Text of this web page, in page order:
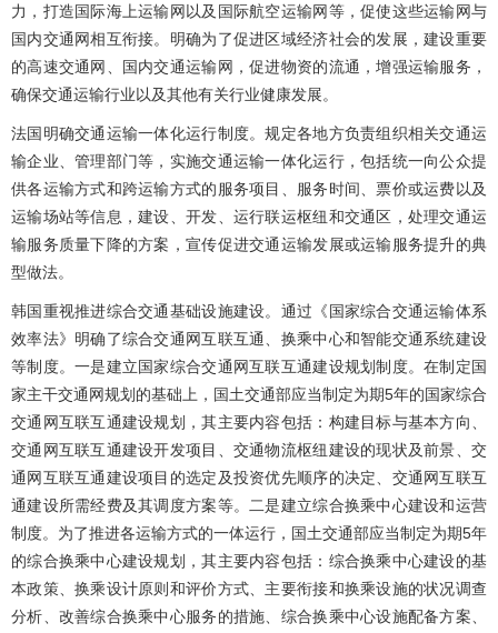
力，打造国际海上运输网以及国际航空运输网等，促使这些运输网与
国内交通网相互衔接。明确为了促进区域经济社会的发展，建设重要
的高速交通网、国内交通运输网，促进物资的流通，增强运输服务，
确保交通运输行业以及其他有关行业健康发展。
法国明确交通运输一体化运行制度。规定各地方负责组织相关交通运
输企业、管理部门等，实施交通运输一体化运行，包括统一向公众提
供各运输方式和跨运输方式的服务项目、服务时间、票价或运费以及
运输场站等信息，建设、开发、运行联运枢纽和交通区，处理交通运
输服务质量下降的方案，宣传促进交通运输发展或运输服务提升的典
型做法。
韩国重视推进综合交通基础设施建设。通过《国家综合交通运输体系
效率法》明确了综合交通网互联互通、换乘中心和智能交通系统建设
等制度。一是建立国家综合交通网互联互通建设规划制度。在制定国
家主干交通网规划的基础上，国土交通部应当制定为期5年的国家综合
交通网互联互通建设规划，其主要内容包括：构建目标与基本方向、
交通网互联互通建设开发项目、交通物流枢纽建设的现状及前景、交
通网互联互通建设项目的选定及投资优先顺序的决定、交通网互联互
通建设所需经费及其调度方案等。二是建立综合换乘中心建设和运营
制度。为了推进各运输方式的一体运行，国土交通部应当制定为期5年
的综合换乘中心建设规划，其主要内容包括：综合换乘中心建设的基
本政策、换乘设计原则和评价方式、主要衔接和换乘设施的状况调查
分析、改善综合换乘中心服务的措施、综合换乘中心设施配备方案、